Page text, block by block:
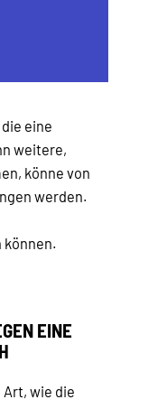
eine
weitere,
könne von
werden.
EINE
wie die